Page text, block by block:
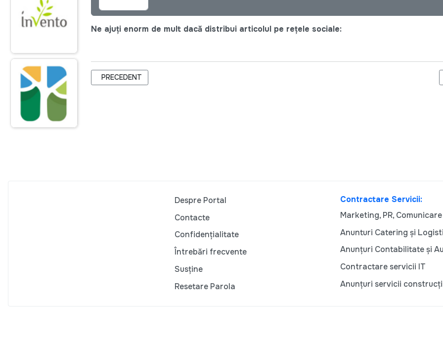
Ne ajuți enorm de mult dacă distribui articolul pe rețele sociale:
ARTICOL PRECEDENT: DRUM NOU PENTRU LOCUITORII DIN VĂRZĂREȘTI ŞI NISPORENI
PRECEDENT
Despre Portal
Contacte
Confidențialitate
Întrebări frecvente
Susține
Resetare Parola
Contractare Servicii:
Marketing, PR, Comunicare
Anunturi Catering și
Anunțuri Contabilitate și
Contractare servicii IT
Anunțuri servicii